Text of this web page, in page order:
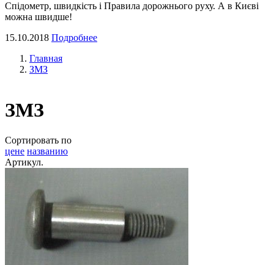
Спідометр, швидкість і Правила дорожнього руху. А в Києві
можна швидше!
15.10.2018 Подробнее
Главная
ЗМЗ
ЗМЗ
Сортировать по
цене названию
Артикул.